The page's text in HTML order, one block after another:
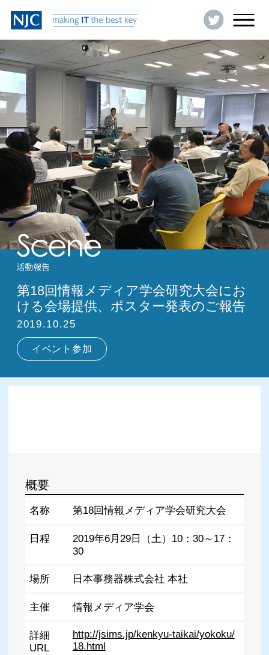
第18回情報メディア学会研究大会にお
ける会場提供、ポスター発表のご報告
2019.10.25
イベント参加
概要
名称 第18回情報メディア学会研究大会
日程
2019年6月29日（土）10：30～17：
30
場所 日本事務器株式会社 本社
主催 情報メディア学会
詳細
URL
http://jsims.jp/kenkyu-taikai/yokoku/
18.html